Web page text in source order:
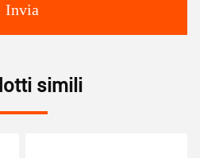
Invia
simili